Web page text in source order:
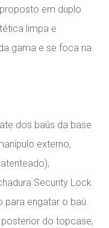
em duplo
limpa e
gama e se foca na
dos baús da base
externo,
Security Lock.
para engatar o baú.
do topcase,